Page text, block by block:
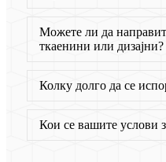
Можете ли да
ткаенини или дизајни?
Колку долго да се
Кои се вашите услови